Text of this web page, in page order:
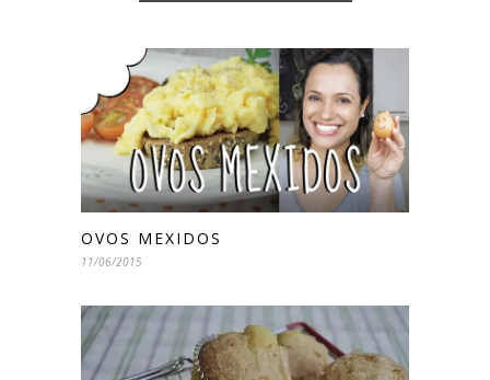
OVOS MEXIDOS
11/06/2015